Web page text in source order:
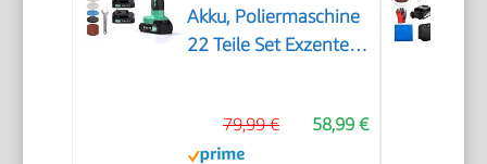
Akku, Poliermaschine
22 Teile Set Exzenter,
58,99 €
79,99 €